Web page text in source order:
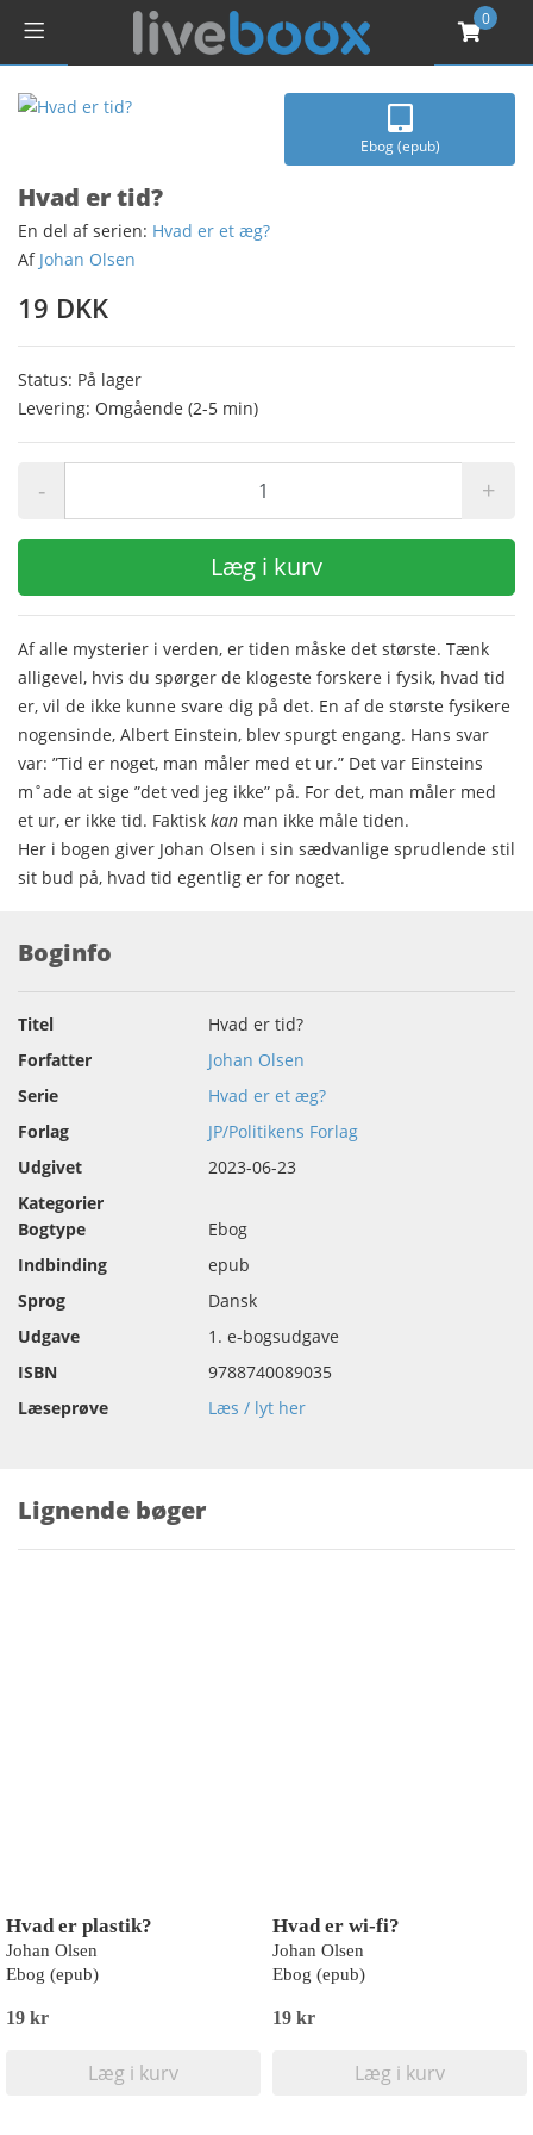
0
Ebog (epub)
Hvad er tid?
En del af serien: Hvad er et æg?
Af Johan Olsen
19 DKK
Status: På lager
Levering: Omgående (2-5 min)
- +
Læg i kurv
Af alle mysterier i verden, er tiden måske det største. Tænk
alligevel, hvis du spørger de klogeste forskere i fysik, hvad tid
er, vil de ikke kunne svare dig på det. En af de største fysikere
nogensinde, Albert Einstein, blev spurgt engang. Hans svar
var: ”Tid er noget, man måler med et ur.” Det var Einsteins
m˚ade at sige ”det ved jeg ikke” på. For det, man måler med
et ur, er ikke tid. Faktisk kan man ikke måle tiden.
Her i bogen giver Johan Olsen i sin sædvanlige sprudlende stil
sit bud på, hvad tid egentlig er for noget.
Boginfo
Titel
Hvad er tid?
Forfatter
Johan Olsen
Serie
Hvad er et æg?
Forlag
JP/Politikens Forlag
Udgivet
2023-06-23
Kategorier
Bogtype
Ebog
Indbinding
epub
Sprog
Dansk
Udgave
1. e-bogsudgave
ISBN
9788740089035
Læseprøve
Læs / lyt her
Lignende bøger
Hvad er plastik?
Johan Olsen
Ebog (epub)
19 kr
Læg i kurv
Hvad er wi-fi?
Johan Olsen
Ebog (epub)
19 kr
Læg i kurv